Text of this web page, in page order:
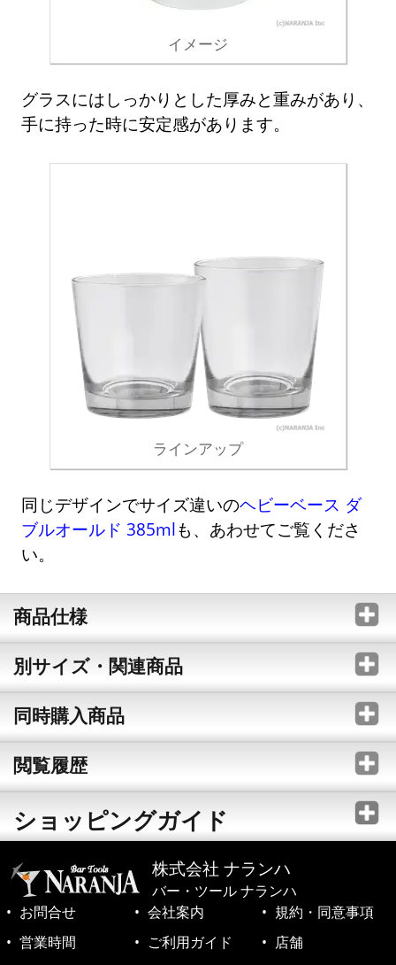
イメージ
グラスにはしっかりとした厚みと重みがあり、
手に持った時に安定感があります。
ラインアップ
同じデザインでサイズ違いのヘビーベース ダ
ブルオールド 385mlも、あわせてご覧くださ
い。
商品仕様
別サイズ・関連商品
同時購入商品
閲覧履歴
ショッピングガイド
株式会社 ナランハ
バー・ツール ナランハ
お問合せ
会社案内
規約・同意事項
営業時間
ご利用ガイド
店舗